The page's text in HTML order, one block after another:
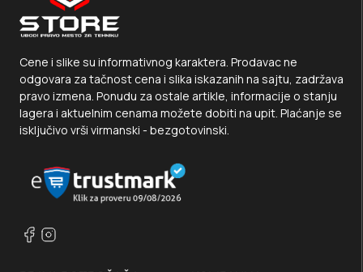
Cene i slike su informativnog karaktera. Prodavac ne
odgovara za tačnost cena i slika iskazanih na sajtu, zadržava
pravo izmena. Ponudu za ostale artikle, informacije o stanju
lagera i aktuelnim cenama možete dobiti na upit. Plaćanje se
isključivo vrši virmanski - bezgotovinski.